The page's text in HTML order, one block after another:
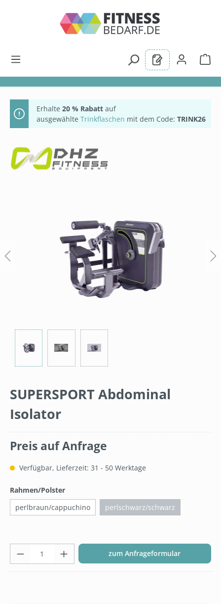
Erhalte 20 % Rabatt auf
ausgewählte Trinkflaschen mit dem Code: TRINK26
SUPERSPORT Abdominal
Isolator
Preis auf Anfrage
Verfügbar, Lieferzeit: 31 - 50 Werktage
Rahmen/Polsterauswählen
perlbraun/cappuchino
perlschwarz/schwarz
Produkt Anzahl: Gib den
zum Anfrageformular